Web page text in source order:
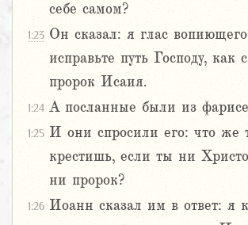
себе самом?
1:23 Он сказал: я глас
исправьте путь Господу, как
пророк Исаия.
1:24 А посланные были из
1:25 И они спросили его: что же
крестишь, если ты ни
ни пророк?
1:26 Иоанн сказал им в ответ: я